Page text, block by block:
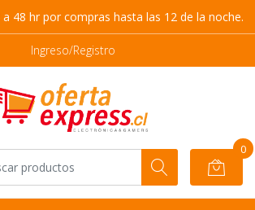
48 hr por compras hasta las 12 de la noche.
Ingreso/Registro
0